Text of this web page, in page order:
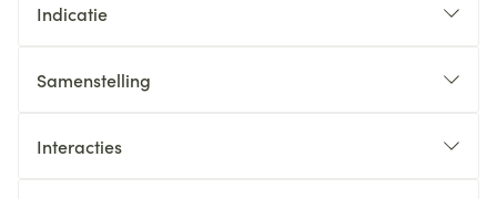
Indicatie
Samenstelling
Interacties